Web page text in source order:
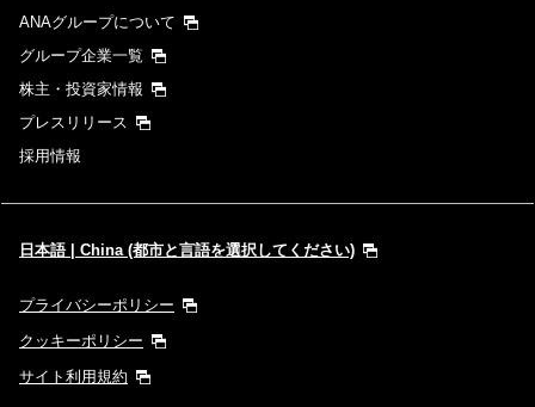
ANAグループについて
グループ企業一覧
株主・投資家情報
プレスリリース
採用情報
日本語 | China (都市と言語を選択してください)
プライバシーポリシー
クッキーポリシー
サイト利用規約